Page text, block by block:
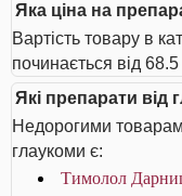
Яка ціна на
Вартість товару в
починається від 68.5
Які препарати від
Недорогими
глаукоми є:
Тимолол